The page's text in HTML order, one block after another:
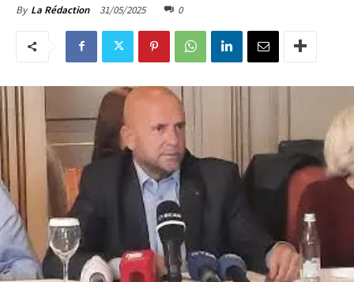
By La Rédaction 31/05/2025 0